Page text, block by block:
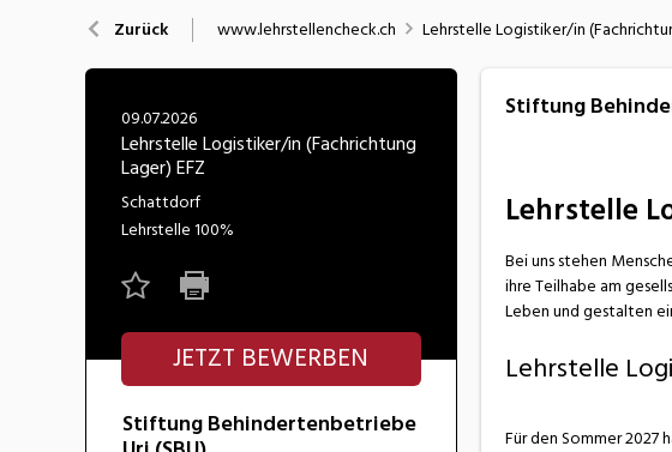
Nahrung
Wirtschaft/Verwaltung
Zurück www.lehrstellencheck.ch Lehrstelle Logistiker/in
09.07.2026
Lehrstelle Logistiker/in (Fachrichtung
Lager) EFZ
Schattdorf
Lehrstelle100%
JETZT BEWERBEN
Stiftung Behindertenbetriebe
Stiftung
Lehrstelle
Bei uns stehen
ihre Teilhabe am
Leben und gestalten
Lehrstelle
Für den Sommer 2027